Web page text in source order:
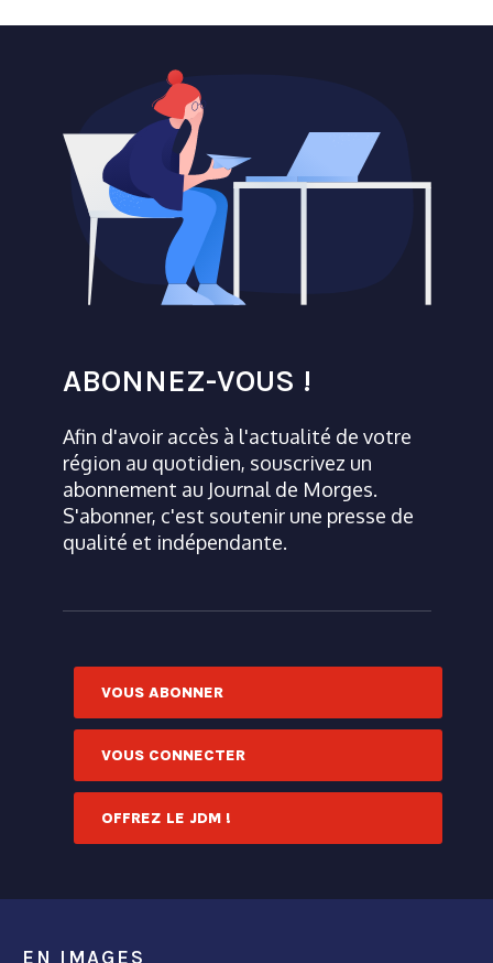
ABONNEZ-VOUS !
Afin d'avoir accès à l'actualité de votre
région au quotidien, souscrivez un
abonnement au Journal de Morges.
S'abonner, c'est soutenir une presse de
qualité et indépendante.
VOUS ABONNER
VOUS CONNECTER
OFFREZ LE JDM !
EN IMAGES